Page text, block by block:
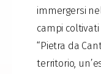
immergersi
campi
“Pietra da
territorio,